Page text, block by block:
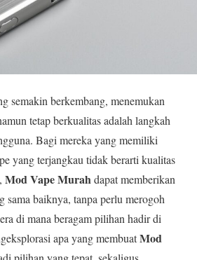
semakin berkembang, menemukan
tetap berkualitas adalah langkah
Bagi mereka yang memiliki
yang terjangkau tidak berarti kualitas
Mod Vape Murahdapat memberikan
sama baiknya, tanpa perlu merogoh
di mana beragam pilihan hadir di
apa yang membuatMod